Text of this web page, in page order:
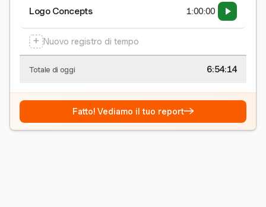
Logo Concepts 1:00:00
+ Nuovo registro di tempo
Totale di oggi 6:54:15
Fatto! Vediamo il tuo report→